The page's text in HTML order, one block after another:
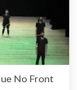
No Front